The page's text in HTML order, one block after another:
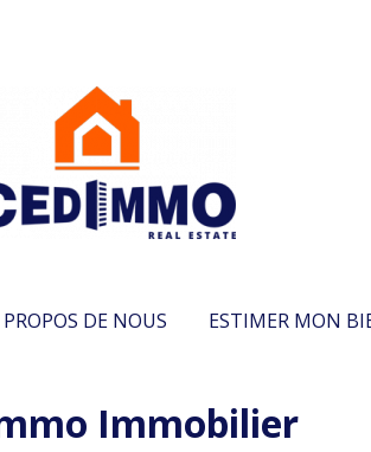
DE NOUS ESTIMER MON
Immobilier